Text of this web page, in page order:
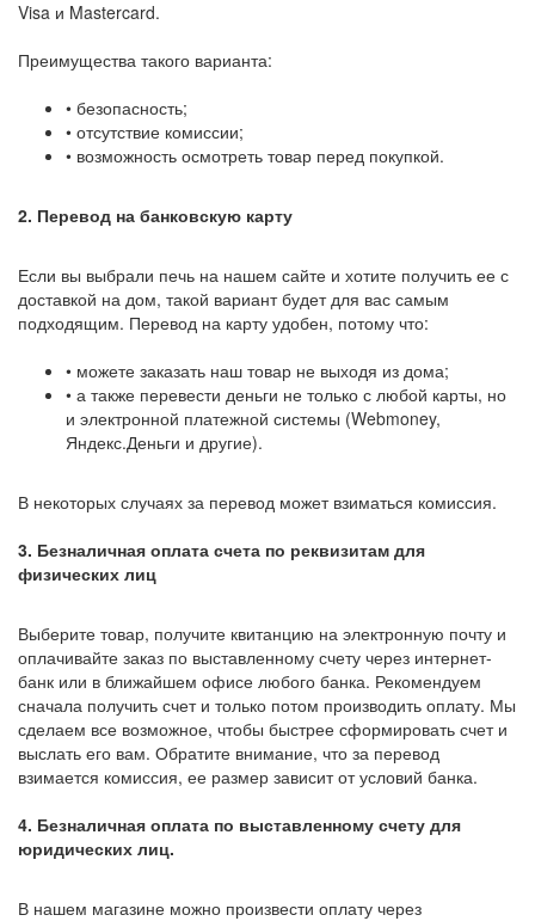
Visa и Mastercard.
Преимущества такого варианта:
• безопасность;
• отсутствие комиссии;
• возможность осмотреть товар перед покупкой.
2. Перевод на банковскую карту
Если вы выбрали печь на нашем сайте и хотите получить ее с
доставкой на дом, такой вариант будет для вас самым
подходящим. Перевод на карту удобен, потому что:
• можете заказать наш товар не выходя из дома;
• а также перевести деньги не только с любой карты, но
и электронной платежной системы (Webmoney,
Яндекс.Деньги и другие).
В некоторых случаях за перевод может взиматься комиссия.
3. Безналичная оплата счета по реквизитам для
физических лиц
Выберите товар, получите квитанцию на электронную почту и
оплачивайте заказ по выставленному счету через интернет-
банк или в ближайшем офисе любого банка. Рекомендуем
сначала получить счет и только потом производить оплату. Мы
сделаем все возможное, чтобы быстрее сформировать счет и
выслать его вам. Обратите внимание, что за перевод
взимается комиссия, ее размер зависит от условий банка.
4. Безналичная оплата по выставленному счету для
юридических лиц.
В нашем магазине можно произвести оплату через